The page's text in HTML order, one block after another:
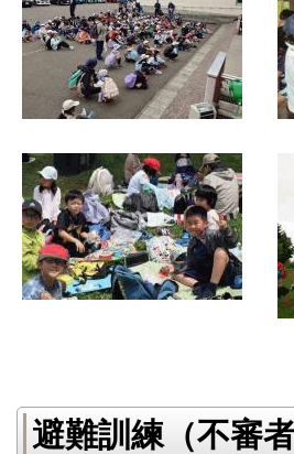
避難訓練（不審者